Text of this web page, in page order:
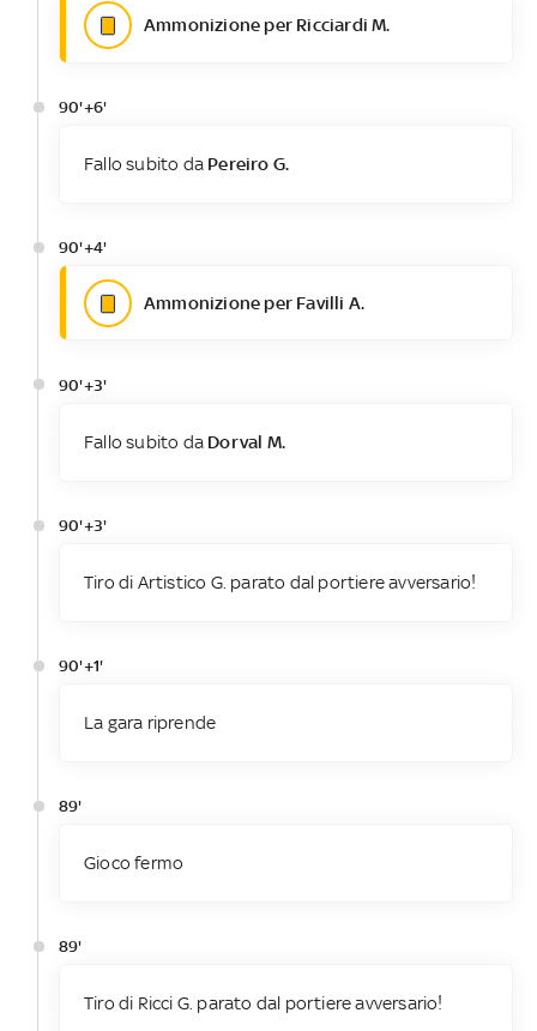
Ammonizione per Ricciardi M.
90'+6'
Fallo subito da Pereiro G.
90'+4'
Ammonizione per Favilli A.
90'+3'
Fallo subito da Dorval M.
90'+3'
Tiro di Artistico G. parato dal portiere avversario!
90'+1'
La gara riprende
89'
Gioco fermo
89'
Tiro di Ricci G. parato dal portiere avversario!